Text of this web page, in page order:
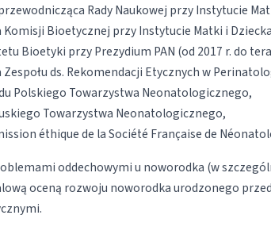
Rady Naukowej przy Instytucie
Komisji Bioetycznej przy Instytucie Matki i
Bioetyki przy Prezydium PAN (od 2017 r. do
ds. Rekomendacji Etycznych w
Polskiego Towarzystwa Neonatologicznego,
Towarzystwa Neonatologicznego,
éthique de la Société Française de
oddechowymi u noworodka (w
oceną rozwoju noworodka urodzonego